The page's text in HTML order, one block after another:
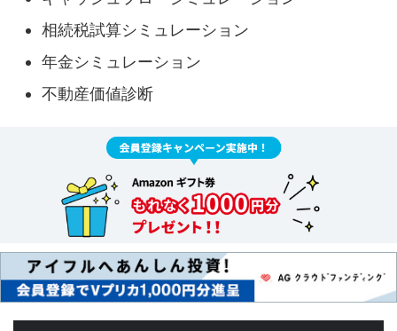
相続税試算シミュレーション
年金シミュレーション
不動産価値診断